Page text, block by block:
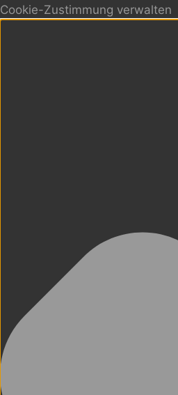
Cookie-Zustimmung verwalten